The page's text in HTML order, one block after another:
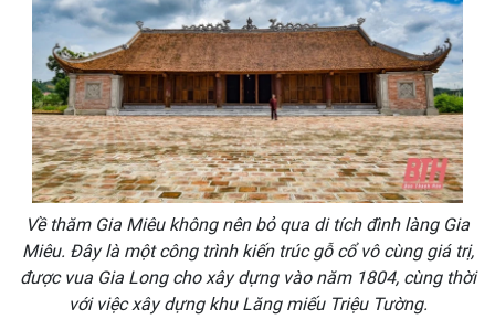
Về thăm Gia Miêu không nên bỏ qua di tích đình làng Gia
Miêu. Đây là một công trình kiến trúc gỗ cổ vô cùng giá trị,
được vua Gia Long cho xây dựng vào năm 1804, cùng thời
với việc xây dựng khu Lăng miếu Triệu Tường.